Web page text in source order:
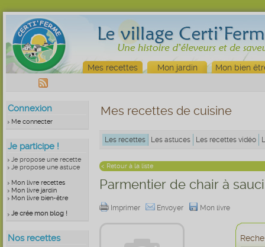
Mes recettes Mon jardin Mon bien
Connexion
Me connecter
Je participe !
Je propose une recette
Je propose une astuce
Mon livre recettes
Mon livre jardin
Mon livre bien-être
Je crée mon blog !
Nos recettes
Mes recettes de cuisine
Les recettes Les astuces Les recettes vidéo
< Retour à la liste
Parmentier de chair à
Imprimer Envoyer Mon livre